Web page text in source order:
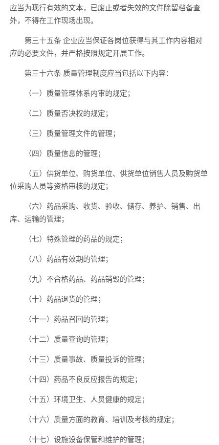
应当为现行有效的文本，已废止或者失效的文件除留档备查
外，不得在工作现场出现。
第三十五条 企业应当保证各岗位获得与其工作内容相对
应的必要文件，并严格按照规定开展工作。
第三十六条 质量管理制度应当包括以下内容：
（一）质量管理体系内审的规定；
（二）质量否决权的规定；
（三）质量管理文件的管理；
（四）质量信息的管理；
（五）供货单位、购货单位、供货单位销售人员及购货单
位采购人员等资格审核的规定；
（六）药品采购、收货、验收、储存、养护、销售、出
库、运输的管理；
（七）特殊管理的药品的规定；
（八）药品有效期的管理；
（九）不合格药品、药品销毁的管理；
（十）药品退货的管理；
（十一）药品召回的管理；
（十二）质量查询的管理；
（十三）质量事故、质量投诉的管理；
（十四）药品不良反应报告的规定；
（十五）环境卫生、人员健康的规定；
（十六）质量方面的教育、培训及考核的规定；
（十七）设施设备保管和维护的管理；